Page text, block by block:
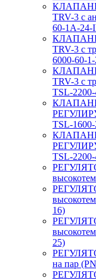
TRV-3 с
60-1А-24-
TRV-3 с
6000-60-
TRV-3 с
TSL-
TSL-
TSL-
16)
25)
на пар